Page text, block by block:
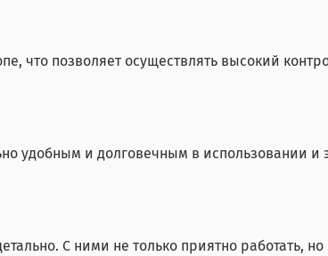
что позволяет осуществлять высокий
удобным и долговечным в использовании и
С ними не только приятно работать,